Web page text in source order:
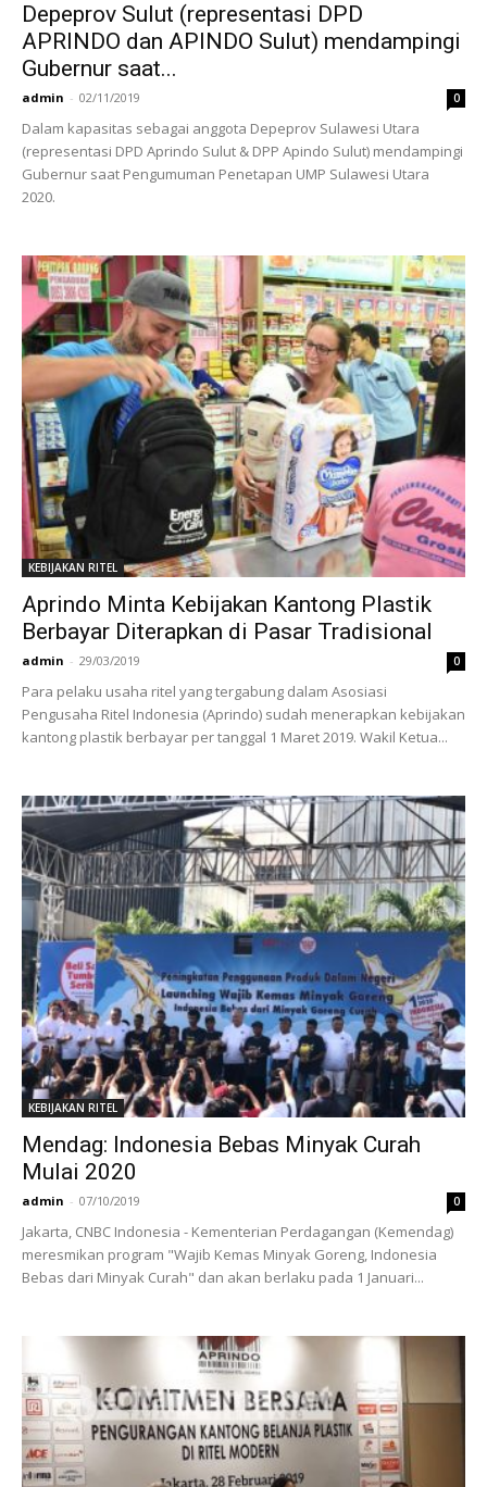
Depeprov Sulut (representasi DPD
APRINDO dan APINDO Sulut) mendampingi
Gubernur saat...
admin - 02/11/2019 0
Dalam kapasitas sebagai anggota Depeprov Sulawesi Utara
(representasi DPD Aprindo Sulut & DPP Apindo Sulut) mendampingi
Gubernur saat Pengumuman Penetapan UMP Sulawesi Utara
2020.
KEBIJAKAN RITEL
Aprindo Minta Kebijakan Kantong Plastik
Berbayar Diterapkan di Pasar Tradisional
admin - 29/03/2019 0
Para pelaku usaha ritel yang tergabung dalam Asosiasi
Pengusaha Ritel Indonesia (Aprindo) sudah menerapkan kebijakan
kantong plastik berbayar per tanggal 1 Maret 2019. Wakil Ketua...
KEBIJAKAN RITEL
Mendag: Indonesia Bebas Minyak Curah
Mulai 2020
admin - 07/10/2019 0
Jakarta, CNBC Indonesia - Kementerian Perdagangan (Kemendag)
meresmikan program "Wajib Kemas Minyak Goreng, Indonesia
Bebas dari Minyak Curah" dan akan berlaku pada 1 Januari...